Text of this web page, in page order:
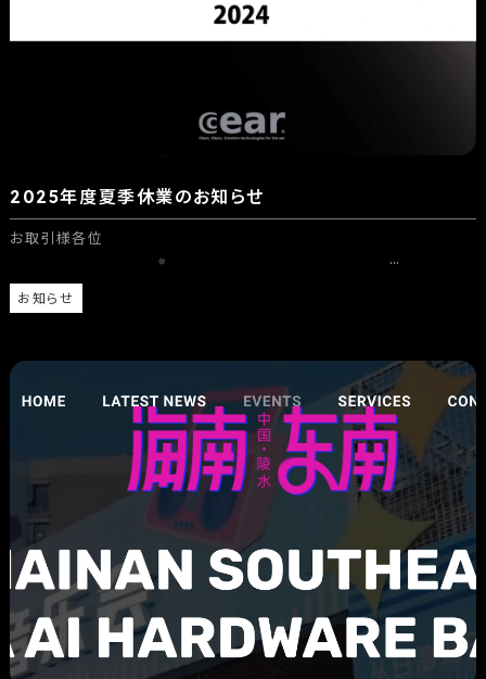
2025年度夏季休業のお知らせ
お取引様各位
…
お知らせ